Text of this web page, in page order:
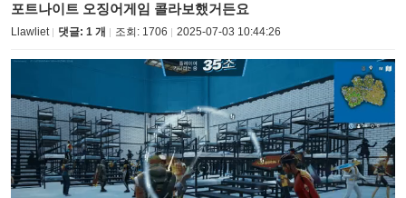
포트나이트 오징어게임 콜라보했거든요
Llawliet 댓글: 1 개 조회: 1706 2025-07-03 10:44:26